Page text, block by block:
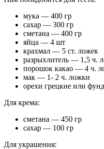
мука — 400 гр
сахар — 300 гр
сметана — 400 гр
яйца — 4 шт
крахмал — 5 ст. ложек
разрыхлитель — 1,5 ч.
порошок какао — 4 ч.
мак — 1- 2 ч. ложки
орехи грецкие или
Для крема:
сметана — 450 гр
сахар — 100 гр
Для украшения: